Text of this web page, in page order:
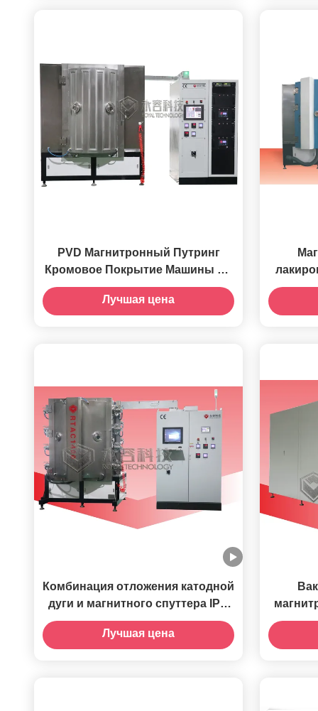
PVD Магнитронный Путринг
Кромовое Покрытие Машины На
Автомобильные Алюминиевые
Колеса
Лучшая цена
ПВД,
Комбинация отложения катодной
дуги и магнитного спуттера IPG
ювелирные изделия 24K золото
Лучшая цена